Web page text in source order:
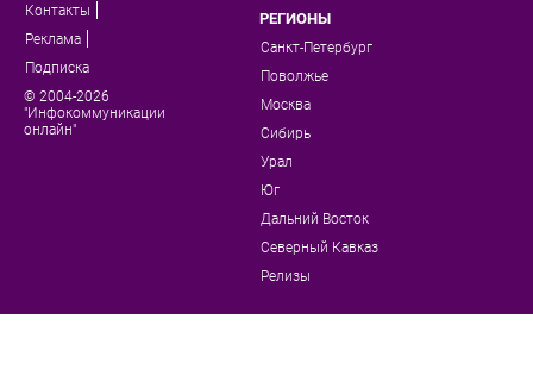
Контакты
Реклама
Подписка
© 2004-2026
"Инфокоммуникации
онлайн"
РЕГИОНЫ
Санкт-Петербург
Поволжье
Москва
Сибирь
Урал
Юг
Дальний Восток
Северный Кавказ
Релизы